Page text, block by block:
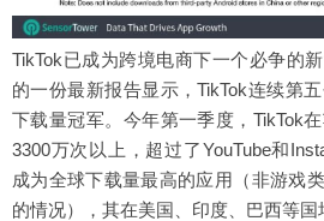
TikTok已成为跨境电商下一个必争的
的一份最新报告显示，TikTok连续第
下载量冠军。今年第一季度，TikTok
3300万次以上，超过了YouTube和
成为全球下载量最高的应用（非游戏
的情况），其在美国、印度、巴西等国